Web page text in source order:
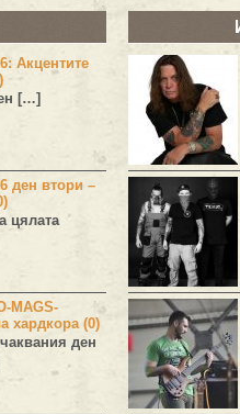
Акцентите
[…]
ден втори –
цялата
MAGS-
хардкора (0)
ден